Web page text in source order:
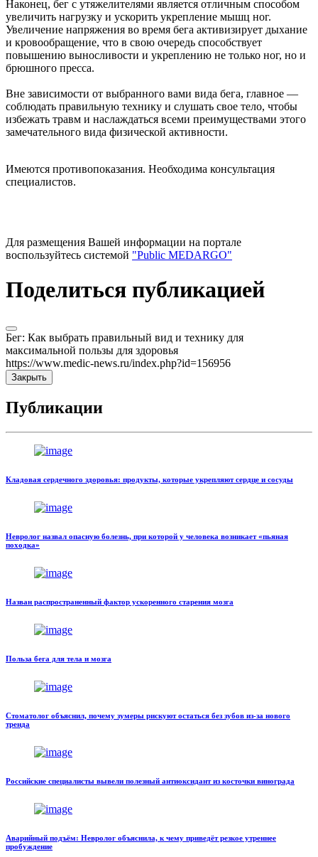
Наконец, бег с утяжелителями является отличным способом
увеличить нагрузку и ускорить укрепление мышц ног.
Увеличение напряжения во время бега активизирует дыхание
и кровообращение, что в свою очередь способствует
повышению выносливости и укреплению не только ног, но и
брюшного пресса.
Вне зависимости от выбранного вами вида бега, главное —
соблюдать правильную технику и слушать свое тело, чтобы
избежать травм и наслаждаться всеми преимуществами этого
замечательного вида физической активности.
Имеются противопоказания. Необходима консультация
специалистов.
Для размещения Вашей информации на портале
воспользуйтесь системой "Public MEDARGO"
Поделиться публикацией
Бег: Как выбрать правильный вид и технику для
максимальной пользы для здоровья
https://www.medic-news.ru/index.php?id=156956
Закрыть
Публикации
Кладовая сердечного здоровья: продукты, которые укрепляют сердце и сосуды
Невролог назвал опасную болезнь, при которой у человека возникает «пьяная
походка»
Назван распространенный фактор ускоренного старения мозга
Польза бега для тела и мозга
Стоматолог объяснил, почему зумеры рискуют остаться без зубов из-за нового
тренда
Российские специалисты вывели полезный антиоксидант из косточки винограда
Аварийный подъём: Невролог объяснила, к чему приведёт резкое утреннее
пробуждение